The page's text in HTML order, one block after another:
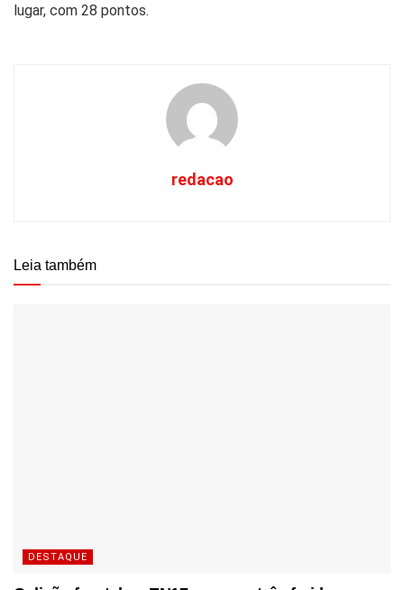
lugar, com 28 pontos.
redacao
Leia também
DESTAQUE